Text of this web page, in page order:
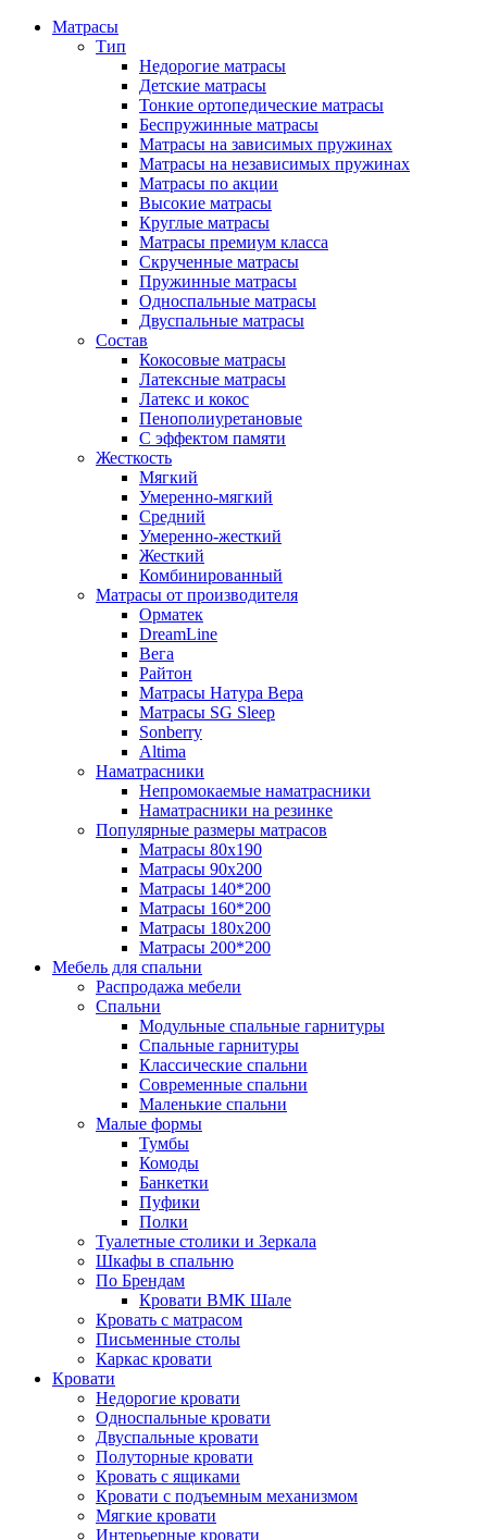
Матрасы
Тип
Недорогие матрасы
Детские матрасы
Тонкие ортопедические матрасы
Беспружинные матрасы
Матрасы на зависимых пружинах
Матрасы на независимых пружинах
Матрасы по акции
Высокие матрасы
Круглые матрасы
Матрасы премиум класса
Скрученные матрасы
Пружинные матрасы
Односпальные матрасы
Двуспальные матрасы
Состав
Кокосовые матрасы
Латексные матрасы
Латекс и кокос
Пенополиуретановые
С эффектом памяти
Жесткость
Мягкий
Умеренно-мягкий
Средний
Умеренно-жесткий
Жесткий
Комбинированный
Матрасы от производителя
Орматек
DreamLine
Вега
Райтон
Матрасы Натура Вера
Матрасы SG Sleep
Sonberry
Altima
Наматрасники
Непромокаемые наматрасники
Наматрасники на резинке
Популярные размеры матрасов
Матрасы 80x190
Матрасы 90x200
Матрасы 140*200
Матрасы 160*200
Матрасы 180x200
Матрасы 200*200
Мебель для спальни
Распродажа мебели
Спальни
Модульные спальные гарнитуры
Спальные гарнитуры
Классические спальни
Современные спальни
Маленькие спальни
Малые формы
Тумбы
Комоды
Банкетки
Пуфики
Полки
Туалетные столики и Зеркала
Шкафы в спальню
По Брендам
Кровати ВМК Шале
Кровать с матрасом
Письменные столы
Каркас кровати
Кровати
Недорогие кровати
Односпальные кровати
Двуспальные кровати
Полуторные кровати
Кровать с ящиками
Кровати с подъемным механизмом
Мягкие кровати
Интерьерные кровати